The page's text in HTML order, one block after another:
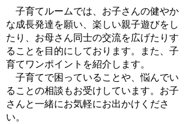
子育てルームでは、お子さんの健やか
な成長発達を願い、楽しい親子遊びをし
たり、お母さん同士の交流を広げたりす
ることを目的にしております。また、子
育てワンポイントを紹介します。
子育てで困っていることや、悩んでい
ることの相談もお受けしています。お子
さんと一緒にお気軽にお出かけくださ
い。